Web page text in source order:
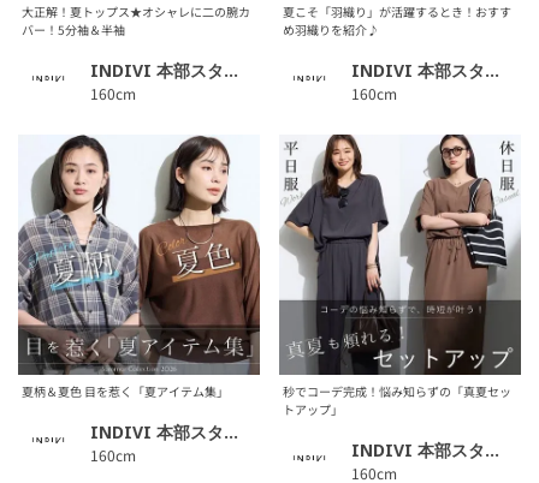
大正解！夏トップス★オシャレに二の腕カ
バー！5分袖＆半袖
INDIVI 本部スタッフ
160cm
夏こそ「羽織り」が活躍するとき！おすす
め羽織りを紹介♪
INDIVI 本部スタッフ
160cm
夏柄＆夏色 目を惹く「夏アイテム集」
INDIVI 本部スタッフ
160cm
秒でコーデ完成！悩み知らずの「真夏セッ
トアップ」
INDIVI 本部スタッフ
160cm